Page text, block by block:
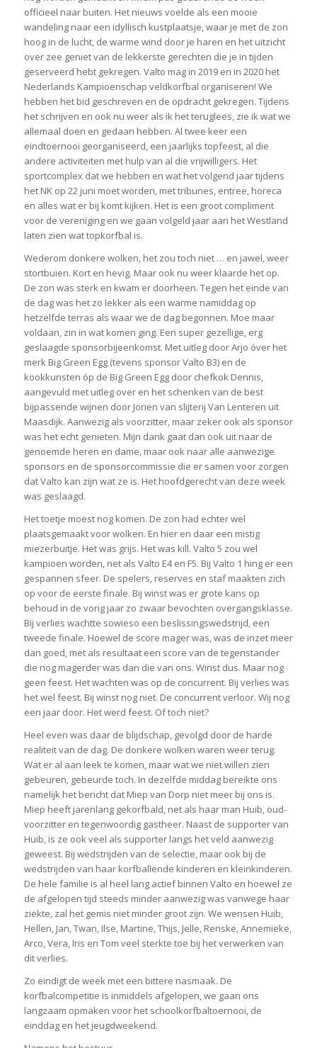
officieel naar buiten. Het nieuws voelde als een mooie
wandeling naar een idyllisch kustplaatsje, waar je met de zon
hoog in de lucht, de warme wind door je haren en het uitzicht
over zee geniet van de lekkerste gerechten die je in tijden
geserveerd hebt gekregen. Valto mag in 2019 en in 2020 het
Nederlands Kampioenschap veldkorfbal organiseren! We
hebben het bid geschreven en de opdracht gekregen. Tijdens
het schrijven en ook nu weer als ik het teruglees, zie ik wat we
allemaal doen en gedaan hebben. Al twee keer een
eindtoernooi georganiseerd, een jaarlijks topfeest, al die
andere activiteiten met hulp van al die vrijwilligers. Het
sportcomplex dat we hebben en wat het volgend jaar tijdens
het NK op 22 juni moet worden, met tribunes, entree, horeca
en alles wat er bij komt kijken. Het is een groot compliment
voor de vereniging en we gaan volgeld jaar aan het Westland
laten zien wat topkorfbal is.
Wederom donkere wolken, het zou toch niet … en jawel, weer
stortbuien. Kort en hevig. Maar ook nu weer klaarde het op.
De zon was sterk en kwam er doorheen. Tegen het einde van
de dag was het zo lekker als een warme namiddag op
hetzelfde terras als waar we de dag begonnen. Moe maar
voldaan, zin in wat komen ging. Een super gezellige, erg
geslaagde sponsorbijeenkomst. Met uitleg door Arjo óver het
merk Big Green Egg (tevens sponsor Valto B3) en de
kookkunsten óp de Big Green Egg door chefkok Dennis,
aangevuld met uitleg over en het schenken van de best
bijpassende wijnen door Jorien van slijterij Van Lenteren uit
Maasdijk. Aanwezig als voorzitter, maar zeker ook als sponsor
was het echt genieten. Mijn dank gaat dan ook uit naar de
genoemde heren en dame, maar ook naar alle aanwezige
sponsors en de sponsorcommissie die er samen voor zorgen
dat Valto kan zijn wat ze is. Het hoofdgerecht van deze week
was geslaagd.
Het toetje moest nog komen. De zon had echter wel
plaatsgemaakt voor wolken. En hier en daar een mistig
miezerbuitje. Het was grijs. Het was kill. Valto 5 zou wel
kampioen worden, net als Valto E4 en F5. Bij Valto 1 hing er een
gespannen sfeer. De spelers, reserves en staf maakten zich
op voor de eerste finale. Bij winst was er grote kans op
behoud in de vorig jaar zo zwaar bevochten overgangsklasse.
Bij verlies wachtte sowieso een beslissingswedstrijd, een
tweede finale. Hoewel de score mager was, was de inzet meer
dan goed, met als resultaat een score van de tegenstander
die nog magerder was dan die van ons. Winst dus. Maar nog
geen feest. Het wachten was op de concurrent. Bij verlies was
het wel feest. Bij winst nog niet. De concurrent verloor. Wij nog
een jaar door. Het werd feest. Of toch niet?
Heel even was daar de blijdschap, gevolgd door de harde
realiteit van de dag. De donkere wolken waren weer terug.
Wat er al aan leek te komen, maar wat we niet willen zien
gebeuren, gebeurde toch. In dezelfde middag bereikte ons
namelijk het bericht dat Miep van Dorp niet meer bij ons is.
Miep heeft jarenlang gekorfbald, net als haar man Huib, oud-
voorzitter en tegenwoordig gastheer. Naast de supporter van
Huib, is ze ook veel als supporter langs het veld aanwezig
geweest. Bij wedstrijden van de selectie, maar ook bij de
wedstrijden van haar korfballende kinderen en kleinkinderen.
De hele familie is al heel lang actief binnen Valto en hoewel ze
de afgelopen tijd steeds minder aanwezig was vanwege haar
ziekte, zal het gemis niet minder groot zijn. We wensen Huib,
Hellen, Jan, Twan, Ilse, Martine, Thijs, Jelle, Renske, Annemieke,
Arco, Vera, Iris en Tom veel sterkte toe bij het verwerken van
dit verlies.
Zo eindigt de week met een bittere nasmaak. De
korfbalcompetitie is inmiddels afgelopen, we gaan ons
langzaam opmaken voor het schoolkorfbaltoernooi, de
einddag en het jeugdweekend.